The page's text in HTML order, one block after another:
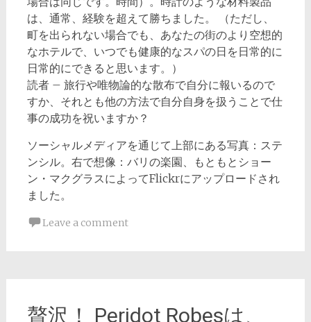
は、通常、経験を超えて勝ちました。 （ただし、
町を出られない場合でも、あなたの街のより空想的
なホテルで、いつでも健康的なスパの日を日常的に
日常的にできると思います。）
読者 – 旅行や唯物論的な散布で自分に報いるので
すか、それとも他の方法で自分自身を扱うことで仕
事の成功を祝いますか？
ソーシャルメディアを通じて上部にある写真：ステ
ンシル。右で想像：バリの楽園、もともとショー
ン・マクグラスによってFlickrにアップロードされ
ました。
Leave a comment
贅沢！ Peridot Robesは、